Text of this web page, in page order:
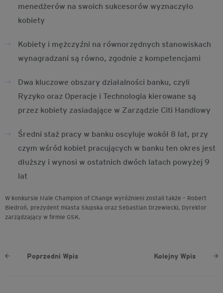
menedżerów na swoich sukcesorów wyznaczyło
kobiety
Kobiety i mężczyźni na równorzędnych stanowiskach
wynagradzani są równo, zgodnie z kompetencjami
Dwa kluczowe obszary działalności banku, czyli
Ryzyko oraz Operacje i Technologia kierowane są
przez kobiety zasiadające w Zarządzie Citi Handlowy
Średni staż pracy w banku oscyluje wokół 8 lat, przy
czym wśród kobiet pracujących w banku ten okres jest
dłuższy i wynosi w ostatnich dwóch latach powyżej 9
lat
W konkursie Male Champion of Change wyróżnieni zostali także – Robert
Biedroń, prezydent miasta Słupska oraz Sebastian Drzewiecki, Dyrektor
zarządzający w firmie GSK.
Poprzedni Wpis Kolejny Wpis